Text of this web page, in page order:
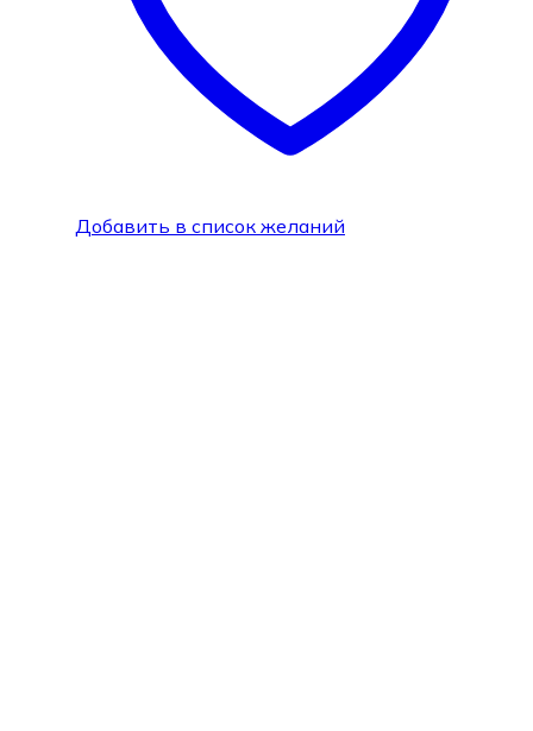
Добавить в список желаний